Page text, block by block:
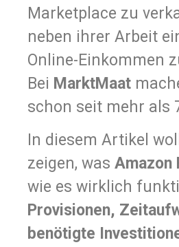
Marketplace zu
neben ihrer Arbeit
Online-Einkommen
Bei MarktMaat
schon seit mehr als
In diesem Artikel
zeigen, was Amazon
wie es wirklich
Provisionen,
benötigte